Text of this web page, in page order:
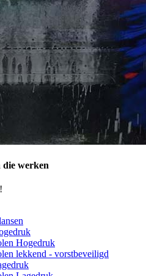
die werken
Hogedruk
lekkend - vorstbeveiligd